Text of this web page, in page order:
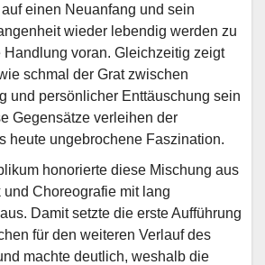
einen Neuanfang und sein
wieder lebendig werden zu
Handlung voran. Gleichzeitig zeigt
schmal der Grat zwischen
und persönlicher Enttäuschung sein
Gegensätze verleihen der
heute ungebrochene Faszination.
honorierte diese Mischung aus
Choreografie mit lang
Damit setzte die erste Aufführung
für den weiteren Verlauf des
machte deutlich, weshalb die